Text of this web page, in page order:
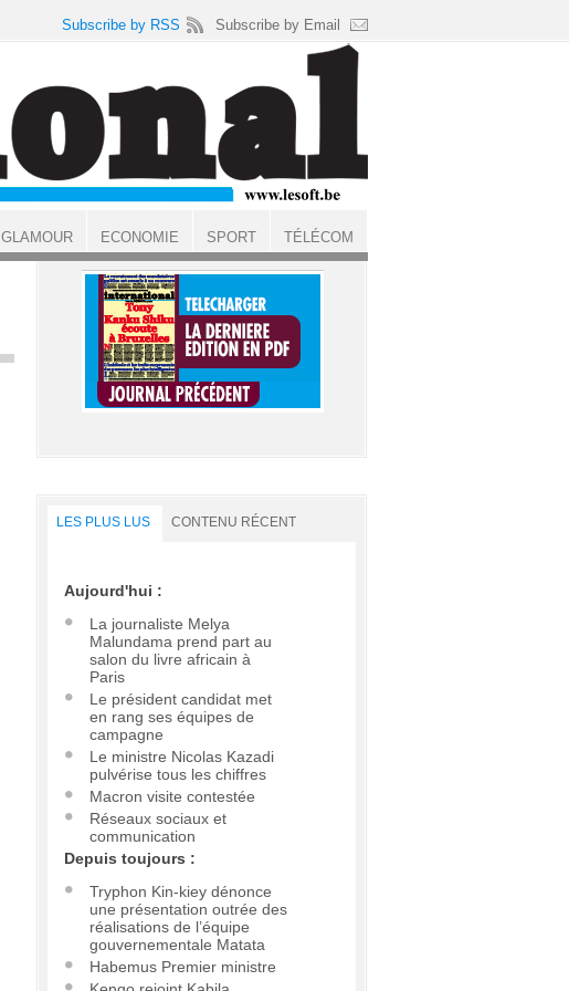
LES PLUS LUS CONTENU RÉCENT
Aujourd'hui :
La journaliste Melya
Malundama prend part au
salon du livre africain à
Paris
Le président candidat met
en rang ses équipes de
campagne
Le ministre Nicolas Kazadi
pulvérise tous les chiffres
Macron visite contestée
Réseaux sociaux et
communication
Depuis toujours :
Tryphon Kin-kiey dénonce
une présentation outrée des
réalisations de l’équipe
gouvernementale Matata
Habemus Premier ministre
Subscribe by RSS Subscribe by Email
GLAMOUR ECONOMIE SPORT TÉLÉCOM